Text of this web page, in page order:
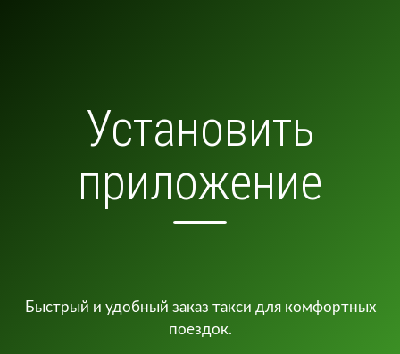
Установить
приложение
Быстрый и удобный заказ такси для комфортных
поездок.